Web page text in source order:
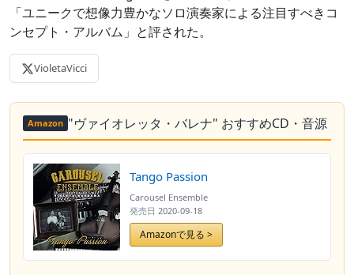
「ユニークで想像力豊かなソロ演奏家による注目すべきコ
ンセプト・アルバム」と評された。
VioletaVicci
Amazon "ヴァイオレッタ・バレナ" おすすめCD・音源
Tango Passion
Carousel Ensemble
発売日 2020-09-18
Amazonで見る >